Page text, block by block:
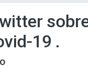
19 .